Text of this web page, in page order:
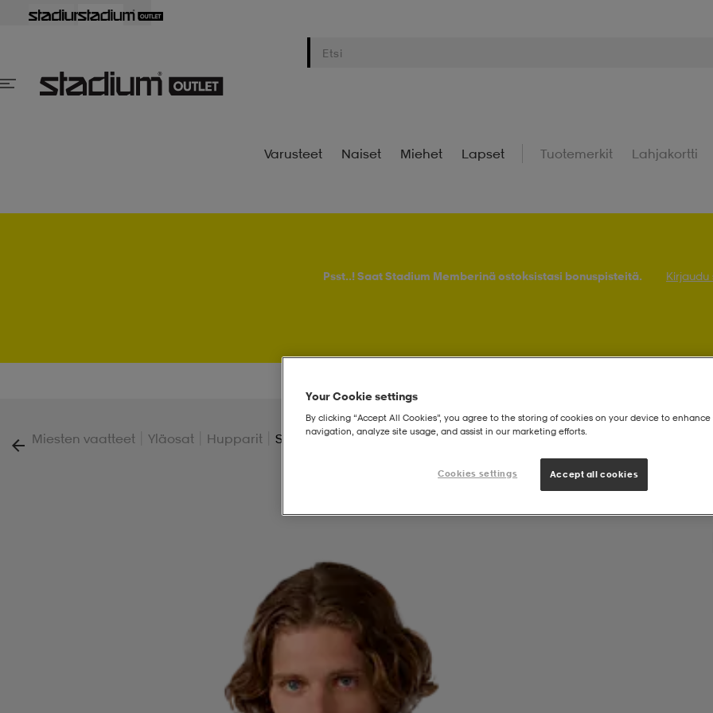
Varusteet Naiset Miehet Lapset Tuotemerkit Lahjakortti
Psst..! Saat Stadium Memberinä ostoksistasi bonuspisteitä. Kirjaudu
Miesten vaatteet Yläosat Hupparit Sweatshirt Icons Hood M
Your Cookie settings
By clicking “Accept All Cookies”, you agree to the storing of cookies on your device to enhance
navigation, analyze site usage, and assist in our marketing efforts.
Cookies settings Accept all cookies